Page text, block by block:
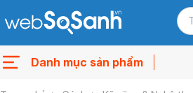
Danh mục sản phẩm